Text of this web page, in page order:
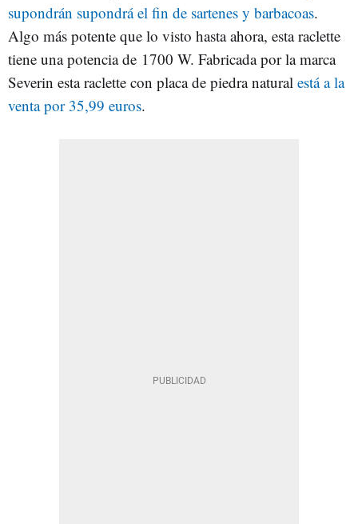
supondrán supondrá el fin de sartenes y barbacoas.
Algo más potente que lo visto hasta ahora, esta raclette
tiene una potencia de 1700 W. Fabricada por la marca
Severin esta raclette con placa de piedra natural está a la
venta por 35,99 euros.